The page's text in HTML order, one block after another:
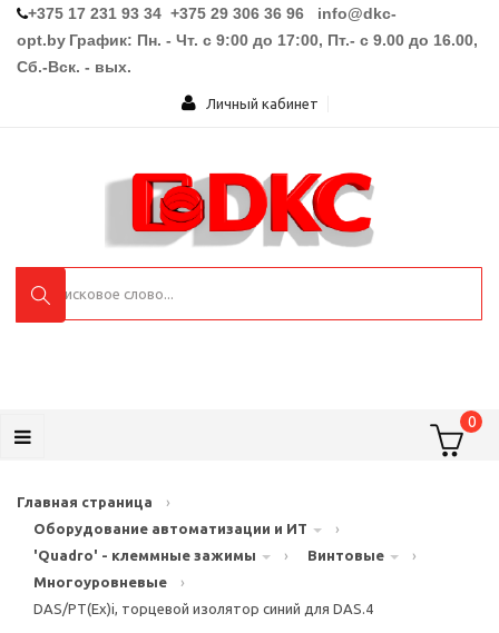
+375 17 231 93 34 +375 29 306 36 96 info@dkc-
opt.by График: Пн. - Чт. с 9:00 до 17:00, Пт.- с 9.00 до 16.00,
Сб.-Вск. - вых.
Личный кабинет
0
Главная страница
›
Оборудование автоматизации и ИТ
›
'Quadro' - клеммные зажимы
› Винтовые
›
Многоуровневые
›
DAS/PT(Ex)i, торцевой изолятор синий для DAS.4